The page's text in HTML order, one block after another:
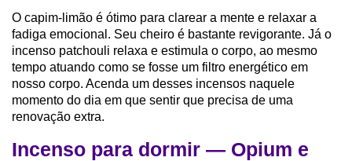
O capim-limão é ótimo para clarear a mente e relaxar a
fadiga emocional. Seu cheiro é bastante revigorante. Já o
incenso patchouli relaxa e estimula o corpo, ao mesmo
tempo atuando como se fosse um filtro energético em
nosso corpo. Acenda um desses incensos naquele
momento do dia em que sentir que precisa de uma
renovação extra.
Incenso para dormir — Opium e